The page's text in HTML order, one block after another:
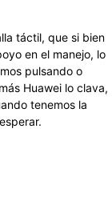
táctil, que si bien
en el manejo, lo
pulsando o
Huawei lo clava,
tenemos la